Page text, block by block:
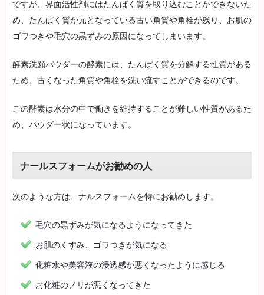
ですが、界面活性剤にはたんぱく質を取り込むことができないた
め、たんぱく質が元となっている古い角質や角栓が残り、お肌の
ゴワつきや毛穴の黒ずみの原因になってしまいます。
酵素洗顔パウダーの酵素には、たんぱく質を分解する性質がある
ため、古くなった角質や角栓を洗い流すことができるのです。
この酵素は水分の中で働きを維持することが難しい性質があるた
め、パウダー状になっています。
ナールスフォームがお勧めの人
次のような方は、ナルスフォームを特にお勧めします。
毛穴の黒ずみが気になるようになってきた
お肌のくすみ、ゴワつきが気になる
化粧水や美容液の浸透感が悪くなったように感じる
お化粧のノリが悪くなってきた